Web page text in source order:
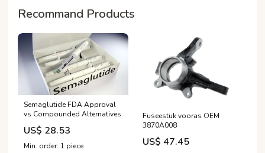
Recommand Products
Semaglutide FDA Approval
vs Compounded Alternatives
US$ 28.53
Min. order: 1 piece
Fuseestuk vooras OEM
3870A008
US$ 47.45